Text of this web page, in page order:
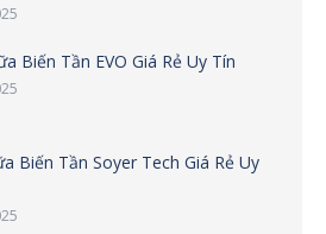
Biến Tần EVO Giá Rẻ Uy Tín
Biến Tần Soyer Tech Giá Rẻ Uy